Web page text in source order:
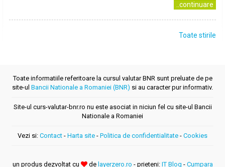
..continuare
Toate stirile
Toate informatiile referitoare la cursul valutar BNR sunt preluate de pe
site-ul Bancii Nationale a Romaniei (BNR) si au caracter pur informativ.
Site-ul curs-valutar-bnr.ro nu este asociat in niciun fel cu site-ul Bancii
Nationale a Romaniei
Vezi si: Contact - Harta site - Politica de confidentialitate - Cookies
un produs dezvoltat cu de layerzero.ro - prieteni: IT Blog - Cumpara